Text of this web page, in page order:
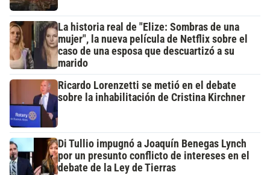
La historia real de "Elize: Sombras de una
mujer", la nueva película de Netflix sobre el
caso de una esposa que descuartizó a su
marido
Ricardo Lorenzetti se metió en el debate
sobre la inhabilitación de Cristina Kirchner
Di Tullio impugnó a Joaquín Benegas Lynch
por un presunto conflicto de intereses en el
debate de la Ley de Tierras